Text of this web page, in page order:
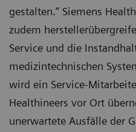
gestalten.“ Siemens
zudem
Service und die
medizintechnischen
wird ein Service-
Healthineers vor Ort
unerwartete Ausfälle der